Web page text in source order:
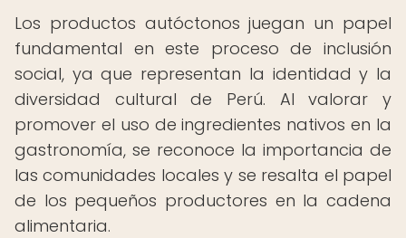
Los productos autóctonos juegan un papel
fundamental en este proceso de inclusión
social, ya que representan la identidad y la
diversidad cultural de Perú. Al valorar y
promover el uso de ingredientes nativos en la
gastronomía, se reconoce la importancia de
las comunidades locales y se resalta el papel
de los pequeños productores en la cadena
alimentaria.